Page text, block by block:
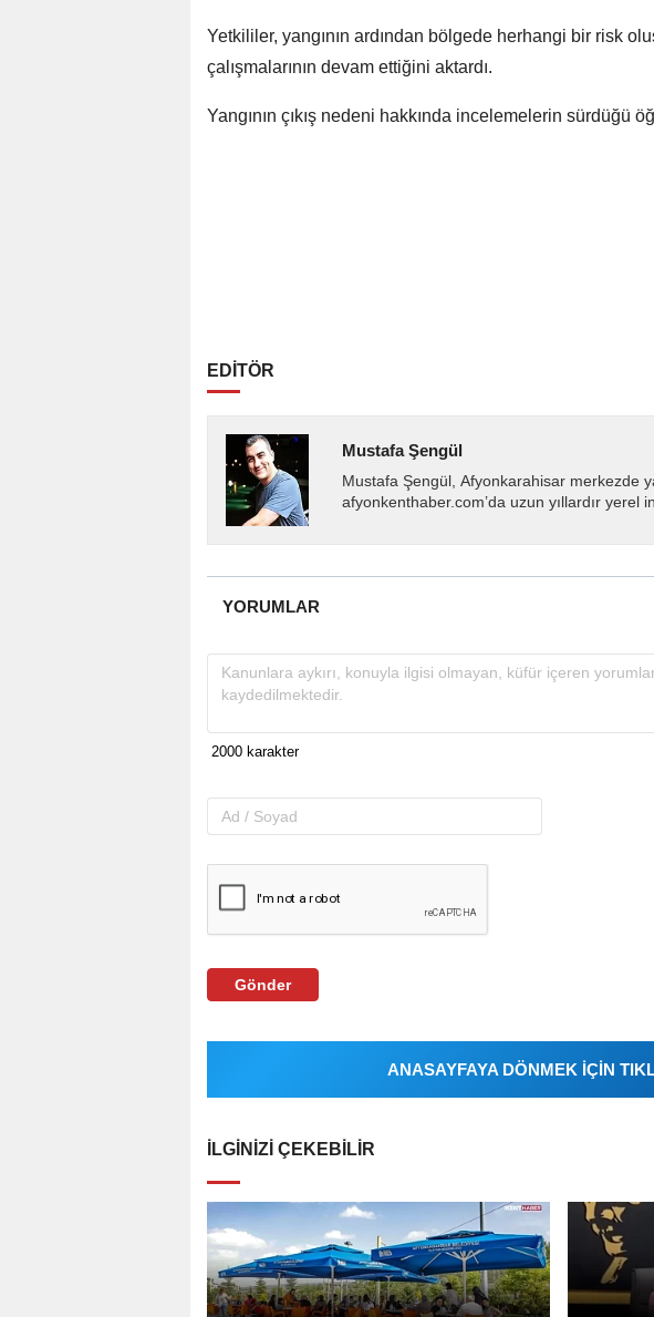
Yetkililer, yangının ardından bölgede herhangi bir risk
çalışmalarının devam ettiğini aktardı.
Yangının çıkış nedeni hakkında incelemelerin sürdüğü
EDİTÖR
Mustafa Şengül
Mustafa Şengül, Afyonkarahisar merkezde
afyonkenthaber.com’da uzun yıllardır yerel
YORUMLAR
Gönder
ANASAYFAYA DÖNMEK İÇİN
İLGINIZI ÇEKEBILIR